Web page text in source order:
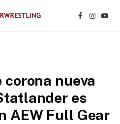
Facebook
corona nueva
es
AEW Full Gear